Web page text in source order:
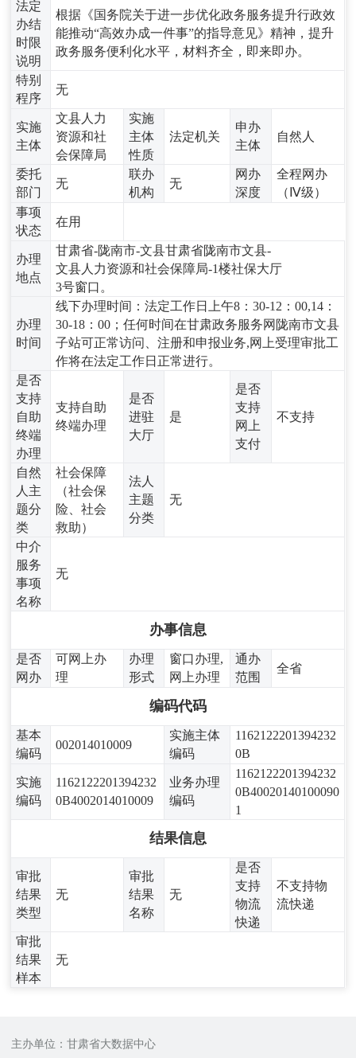
法定
办结
时限
说明
根据《国务院关于进一步优化政务服务提升行政效
能推动“高效办成一件事”的指导意见》精神，提升
政务服务便利化水平，材料齐全，即来即办。
特别
程序
无
实施
主体
文县人力
资源和社
会保障局
实施
主体
性质
法定机关
申办
主体
自然人
委托
部门
无
联办
机构
无
网办
深度
全程网办
（Ⅳ级）
事项
状态
在用
办理
地点
甘肃省-陇南市-文县甘肃省陇南市文县-
文县人力资源和社会保障局-1楼社保大厅
3号窗口。
办理
时间
线下办理时间：法定工作日上午8：30-12：00,14：
30-18：00；任何时间在甘肃政务服务网陇南市文县
子站可正常访问、注册和申报业务,网上受理审批工
作将在法定工作日正常进行。
是否
支持
自助
终端
办理
支持自助
终端办理
是否
进驻
大厅
是
是否
支持
网上
支付
不支持
自然
人主
题分
类
社会保障
（社会保
险、社会
救助）
法人
主题
分类
无
中介
服务
事项
名称
无
办事信息
是否
网办
可网上办
理
办理
形式
窗口办理,
网上办理
通办
范围
全省
编码代码
基本
编码
002014010009
实施主体
编码
1162122201394232
0B
实施
编码
1162122201394232
0B4002014010009
业务办理
编码
1162122201394232
0B40020140100090
1
结果信息
审批
结果
类型
无
审批
结果
名称
无
是否
支持
物流
快递
不支持物
流快递
审批
结果
样本
无
主办单位：甘肃省大数据中心